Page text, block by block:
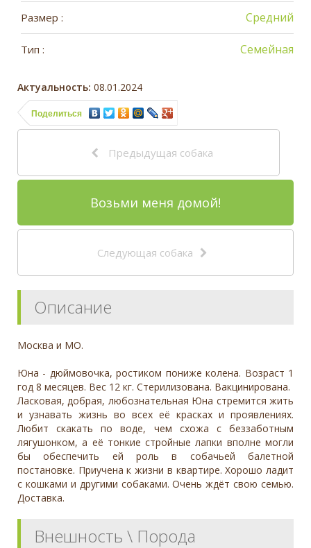
Размер : Средний
Тип : Семейная
Актуальность: 08.01.2024
Поделиться
Предыдущая собака
Возьми меня домой!
Следующая собака
Описание
Москва и МО.
Юна - дюймовочка, ростиком пониже колена. Возраст 1
год 8 месяцев. Вес 12 кг. Стерилизована. Вакцинирована.
Ласковая, добрая, любознательная Юна стремится жить
и узнавать жизнь во всех её красках и проявлениях.
Любит скакать по воде, чем схожа с беззаботным
лягушонком, а её тонкие стройные лапки вполне могли
бы обеспечить ей роль в собачьей балетной
постановке. Приучена к жизни в квартире. Хорошо ладит
с кошками и другими собаками. Очень ждёт свою семью.
Доставка.
Внешность \ Порода